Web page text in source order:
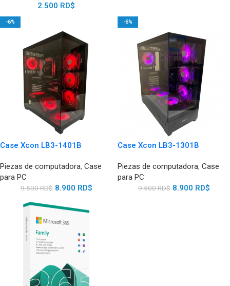
2.500 RD$
-6%
Case Xcon LB3-1401B
Piezas de computadora, Case
para PC
9.500RD$ 8.900 RD$
-6%
Case Xcon LB3-1301B
Piezas de computadora, Case
para PC
9.500RD$ 8.900 RD$